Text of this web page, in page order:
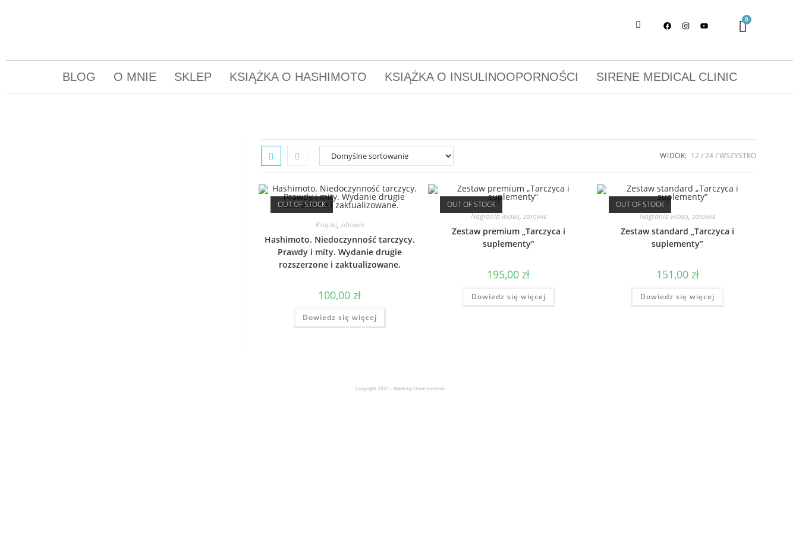
BLOG O MNIE SKLEP KSIĄŻKA O HASHIMOTO KSIĄŻKA O INSULINOOPORNOŚCI SIRENE MEDICAL CLINIC
WIDOK: 12 24 WSZYSTKO
OUT OF STOCK
Książki, zdrowie
Hashimoto. Niedoczynność tarczycy.
Prawdy i mity. Wydanie drugie
rozszerzone i zaktualizowane.
100,00zł
Dowiedz się więcej
OUT OF STOCK
Nagrania wideo, zdrowie
Zestaw premium „Tarczyca i
suplementy”
195,00zł
Dowiedz się więcej
OUT OF STOCK
Nagrania wideo,zdrowie
Zestaw standard „Tarczyca i
suplementy”
151,00 zł
Dowiedz się więcej
Copyright 2021 - Made by Oskar Łoziński